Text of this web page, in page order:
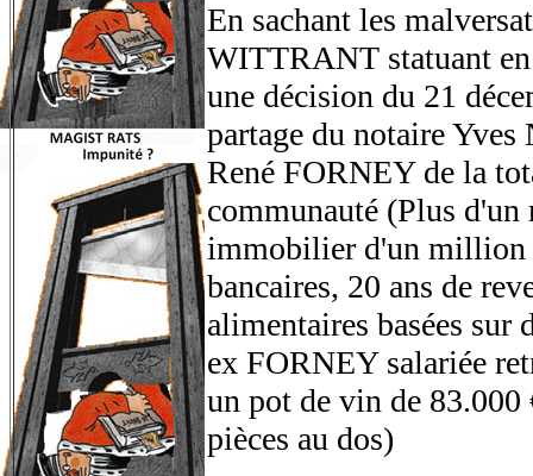
En sachant les
WITTRANT statuant
une décision du 21
partage du notaire
René FORNEY de la
communauté (Plus
immobilier d'un million
bancaires, 20 ans de
alimentaires basées
ex FORNEY salariée
un pot de vin de
pièces au dos)